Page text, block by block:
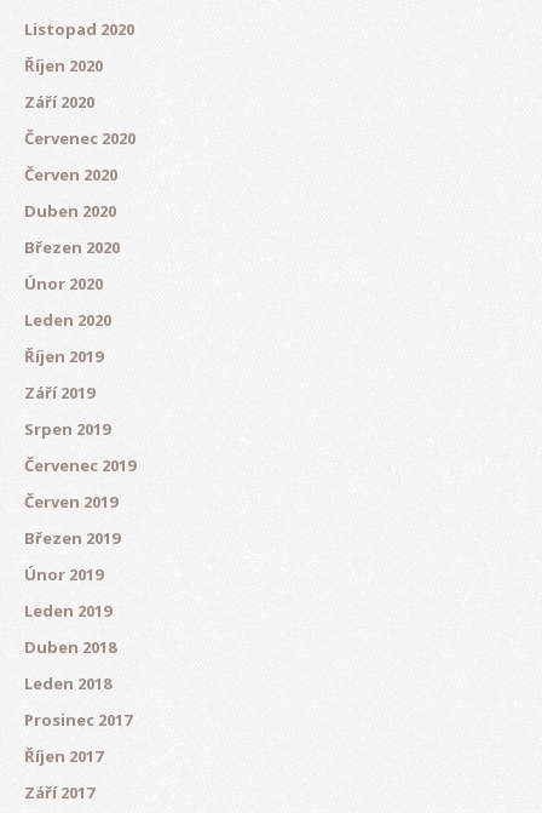
Listopad 2020
Říjen 2020
Září 2020
Červenec 2020
Červen 2020
Duben 2020
Březen 2020
Únor 2020
Leden 2020
Říjen 2019
Září 2019
Srpen 2019
Červenec 2019
Červen 2019
Březen 2019
Únor 2019
Leden 2019
Duben 2018
Leden 2018
Prosinec 2017
Říjen 2017
Září 2017